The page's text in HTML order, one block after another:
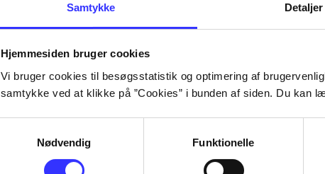
Samtykke Detaljer
Hjemmesiden bruger cookies
Vi bruger cookies til besøgsstatistik og optimering af
samtykke ved at klikke på ”Cookies” i bunden af siden. Du kan
Nødvendig
Funktionelle